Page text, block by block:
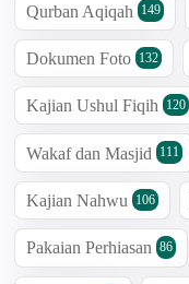
Qurban Aqiqah 149
Dokumen Foto 132
Kajian Ushul Fiqih 120
Wakaf dan Masjid 111
Kajian Nahwu 106
Pakaian Perhiasan 86